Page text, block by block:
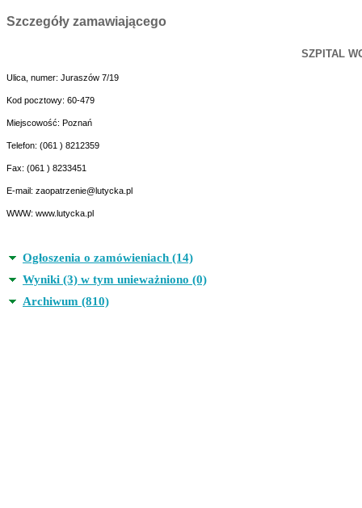
Szczegóły zamawiającego
SZPITAL
Ulica, numer: Juraszów 7/19
Kod pocztowy: 60-479
Miejscowość: Poznań
Telefon: (061 ) 8212359
Fax: (061 ) 8233451
E-mail: zaopatrzenie@lutycka.pl
WWW: www.lutycka.pl
Ogłoszenia o zamówieniach (14)
Wyniki (3) w tym unieważniono (0)
Archiwum (810)